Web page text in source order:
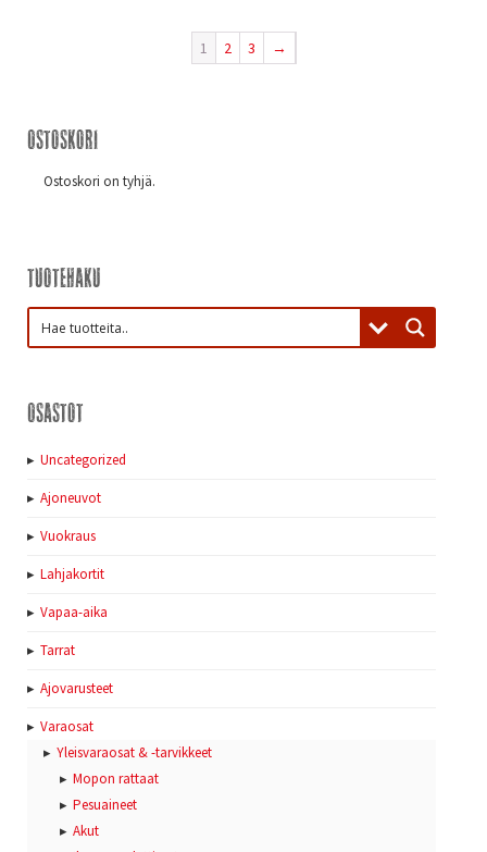
1 2 3 →
Ostoskori
Ostoskori on tyhjä.
Tuotehaku
Osastot
Uncategorized
Ajoneuvot
Vuokraus
Lahjakortit
Vapaa-aika
Tarrat
Ajovarusteet
Varaosat
Yleisvaraosat & -tarvikkeet
Mopon rattaat
Pesuaineet
Akut